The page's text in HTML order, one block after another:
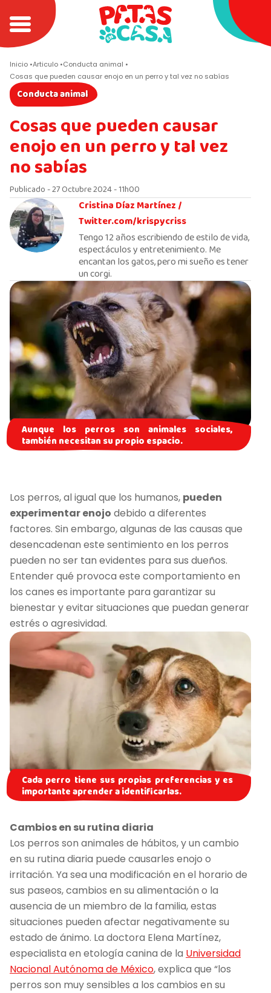
Inicio Articulo Conducta animal
Cosas que pueden causar enojo en un perro y tal vez no sabías
Conducta animal
Cosas que pueden causar
enojo en un perro y tal vez
no sabías
Publicado - 27 Octubre 2024 - 11h00
Cristina Díaz Martínez /
Twitter.com/krispycriss
Tengo 12 años escribiendo de estilo de vida,
espectáculos y entretenimiento. Me
encantan los gatos, pero mi sueño es tener
un corgi.
Aunque los perros son animales sociales,
también necesitan su propio espacio.
Los perros, al igual que los humanos, pueden
experimentar enojo debido a diferentes
factores. Sin embargo, algunas de las causas que
desencadenan este sentimiento en los perros
pueden no ser tan evidentes para sus dueños.
Entender qué provoca este comportamiento en
los canes es importante para garantizar su
bienestar y evitar situaciones que puedan generar
estrés o agresividad.
Cada perro tiene sus propias preferencias y es
importante aprender a identificarlas.
Cambios en su rutina diaria
Los perros son animales de hábitos, y un cambio
en su rutina diaria puede causarles enojo o
irritación. Ya sea una modificación en el horario de
sus paseos, cambios en su alimentación o la
ausencia de un miembro de la familia, estas
situaciones pueden afectar negativamente su
estado de ánimo. La doctora Elena Martínez,
especialista en etología canina de la Universidad
Nacional Autónoma de México, explica que “los
perros son muy sensibles a los cambios en su